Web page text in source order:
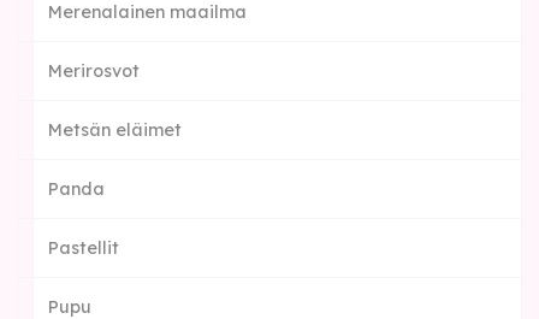
Merenalainen maailma
Merirosvot
Metsän eläimet
Panda
Pastellit
Pupu